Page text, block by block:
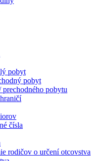
pobyt
pobyt
prechodného pobytu
čísla
rodičov o určení otcovstva